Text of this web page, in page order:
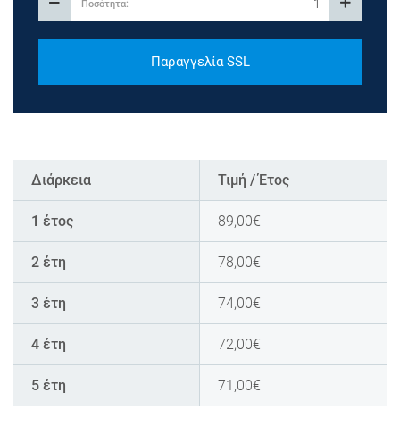
Παραγγελία SSL
Διάρκεια Τιμή / Έτος
1 έτος 89,00€
2 έτη 78,00€
3 έτη 74,00€
4 έτη 72,00€
5 έτη 71,00€